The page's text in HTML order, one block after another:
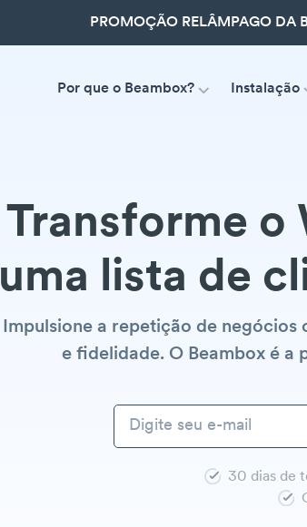
PROMOÇÃO RELÂMPAGO DA
Por que o Beambox? Instalação
Transforme o
uma lista de
Impulsione a repetição de negócios
e fidelidade. O Beambox é a
30 dias de